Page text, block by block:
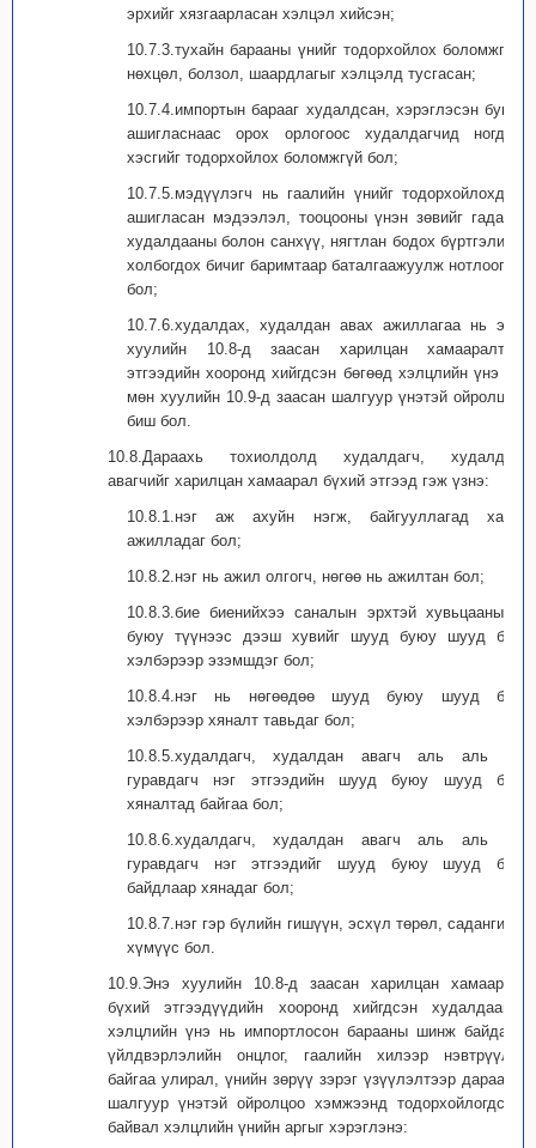
эрхийг хязгаарласан хэлцэл хийсэн;
10.7.3.тухайн барааны үнийг тодорхойлох боломжгүй
нөхцөл, болзол, шаардлагыг хэлцэлд тусгасан;
10.7.4.импортын барааг худалдсан, хэрэглэсэн буюу
ашигласнаас орох орлогоос худалдагчид ногдох
хэсгийг тодорхойлох боломжгүй бол;
10.7.5.мэдүүлэгч нь гаалийн үнийг тодорхойлохдоо
ашигласан мэдээлэл, тооцооны үнэн зөвийг гадаад
худалдааны болон санхүү, нягтлан бодох бүртгэлийн
холбогдох бичиг баримтаар баталгаажуулж нотлоогүй
бол;
10.7.6.худалдах, худалдан авах ажиллагаа нь энэ
хуулийн 10.8-д заасан харилцан хамааралтай
этгээдийн хооронд хийгдсэн бөгөөд хэлцлийн үнэ нь
мөн хуулийн 10.9-д заасан шалгуур үнэтэй ойролцоо
биш бол.
10.8.Дараахь тохиолдолд худалдагч, худалдан
авагчийг харилцан хамаарал бүхий этгээд гэж үзнэ:
10.8.1.нэг аж ахуйн нэгж, байгууллагад хамт
ажилладаг бол;
10.8.2.нэг нь ажил олгогч, нөгөө нь ажилтан бол;
10.8.3.бие биенийхээ саналын эрхтэй хувьцааны 5
буюу түүнээс дээш хувийг шууд буюу шууд бус
хэлбэрээр эзэмшдэг бол;
10.8.4.нэг нь нөгөөдөө шууд буюу шууд бус
хэлбэрээр хяналт тавьдаг бол;
10.8.5.худалдагч, худалдан авагч аль аль нь
гуравдагч нэг этгээдийн шууд буюу шууд бус
хяналтад байгаа бол;
10.8.6.худалдагч, худалдан авагч аль аль нь
гуравдагч нэг этгээдийг шууд буюу шууд бус
байдлаар хянадаг бол;
10.8.7.нэг гэр бүлийн гишүүн, эсхүл төрөл, садангийн
хүмүүс бол.
10.9.Энэ хуулийн 10.8-д заасан харилцан хамаарал
бүхий этгээдүүдийн хооронд хийгдсэн худалдааны
хэлцлийн үнэ нь импортлосон барааны шинж байдал,
үйлдвэрлэлийн онцлог, гаалийн хилээр нэвтрүүлж
байгаа улирал, үнийн зөрүү зэрэг үзүүлэлтээр дараахь
шалгуур үнэтэй ойролцоо хэмжээнд тодорхойлогдсон
байвал хэлцлийн үнийн аргыг хэрэглэнэ: